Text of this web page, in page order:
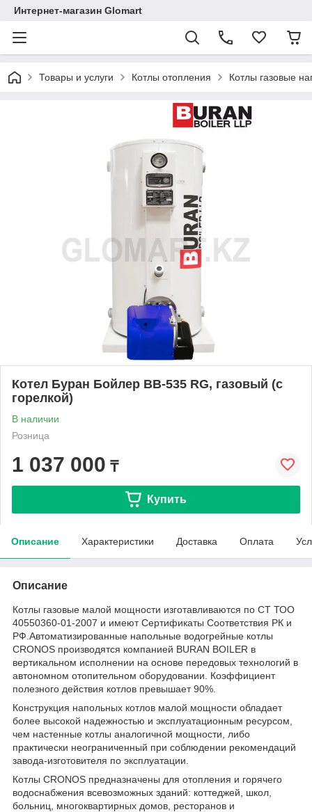
Интернет-магазин Glomart
Товары и услуги Котлы отопления Котлы газовые
Котел Буран Бойлер BB-535 RG, газовый (с
горелкой)
В наличии
Розница
1 037 000 ₸
Купить
Описание Характеристики Доставка Оплата
Описание
Котлы газовые малой мощности изготавливаются по СТ ТОО
40550360-01-2007 и имеют Сертификаты Соответствия РК и
РФ.Автоматизированные напольные водогрейные котлы
CRONOS производятся компанией BURAN BOILER в
вертикальном исполнении на основе передовых технологий в
автономном отопительном оборудовании. Коэффициент
полезного действия котлов превышает 90%.
Конструкция напольных котлов малой мощности обладает
более высокой надежностью и эксплуатационным ресурсом,
чем настенные котлы аналогичной мощности, либо
практически неограниченный при соблюдении рекомендаций
завода-изготовителя по эксплуатации.
Котлы CRONOS предназначены для отопления и горячего
водоснабжения всевозможных зданий: коттеджей, школ,
больниц, многоквартирных домов, ресторанов и